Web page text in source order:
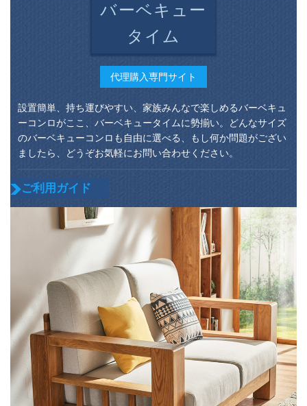
バーベキュー
タイム
代理購入専門サイト
設置簡単、持ち運びやすい、家族みんなで楽しめるバーベキュ
ーコンロがここ、バーベキュータイムに勢揃い。どんなサイズ
のバーベキューコンロも自由に選べる、もし何か問題がござい
ましたら、どうぞお気軽にお問い合わせください。
ご利用ガイド